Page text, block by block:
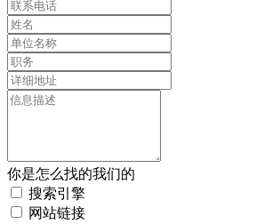
你是怎么找的我们的
搜索引擎
网站链接